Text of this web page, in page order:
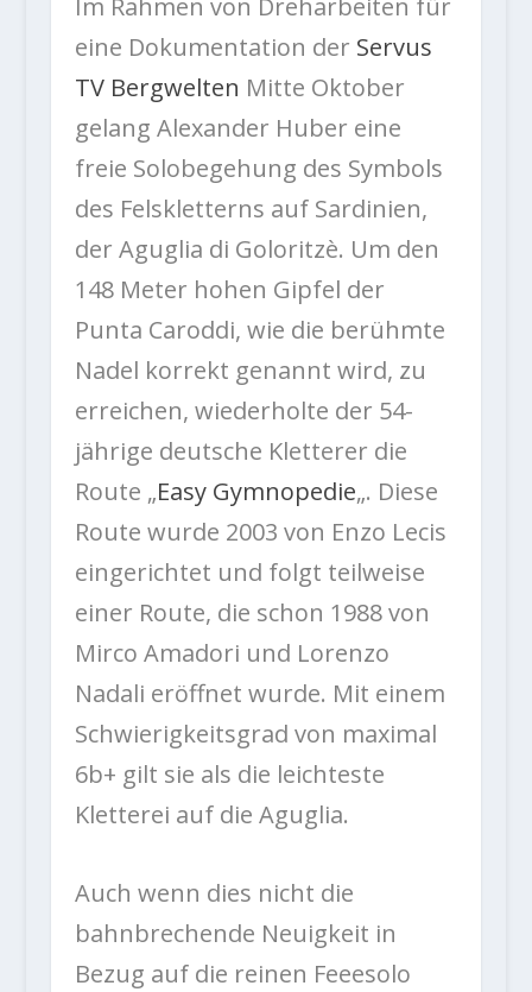
Im Rahmen von Dreharbeiten für
eine Dokumentation der Servus
TV Bergwelten Mitte Oktober
gelang Alexander Huber eine
freie Solobegehung des Symbols
des Felskletterns auf Sardinien,
der Aguglia di Goloritzè. Um den
148 Meter hohen Gipfel der
Punta Caroddi, wie die berühmte
Nadel korrekt genannt wird, zu
erreichen, wiederholte der 54-
jährige deutsche Kletterer die
Route „Easy Gymnopedie„. Diese
Route wurde 2003 von Enzo Lecis
eingerichtet und folgt teilweise
einer Route, die schon 1988 von
Mirco Amadori und Lorenzo
Nadali eröffnet wurde. Mit einem
Schwierigkeitsgrad von maximal
6b+ gilt sie als die leichteste
Kletterei auf die Aguglia.
Auch wenn dies nicht die
bahnbrechende Neuigkeit in
Bezug auf die reinen Feeesolo